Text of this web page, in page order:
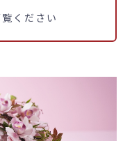
ください